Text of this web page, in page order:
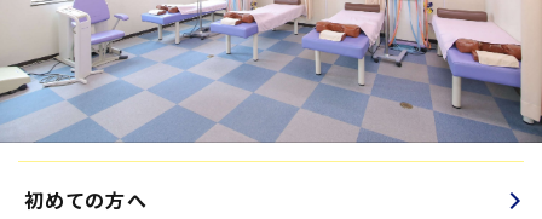
初めての方へ